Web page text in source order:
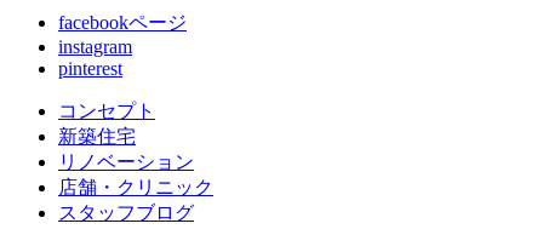
facebookページ
instagram
pinterest
コンセプト
新築住宅
リノベーション
店舗 ・クリニック
スタッフブログ